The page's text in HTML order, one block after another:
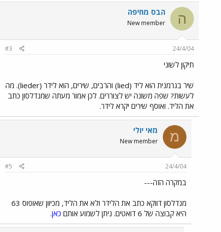
ה הבס מחיפה
New member
24/4/04
#3
תיקון לשוני
שיר בגרמנית הוא ליד (lied) והרבים, שירים, הוא לידר (lieder). מה
לעשות? שפה משונה יש לצוררים. לכן אמור מעתה שמנדלסון כתב
את הליד. ואוסף שירים יקרא לידר.
מ מאי יולי
New member
24/4/04
#5
במקרה הזה---
מנדלסון דווקא כתב את הלידר ולא את הליד, מכיוון שאופוס 63
היא קבוצה של 6 דואטים. ניתן לשמוע אותם
כאן.